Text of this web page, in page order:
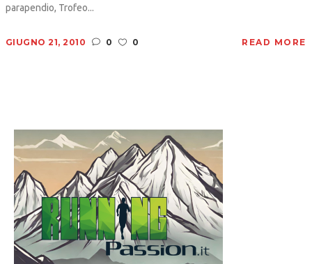
parapendio, Trofeo...
GIUGNO 21, 2010 0 0 READ MORE